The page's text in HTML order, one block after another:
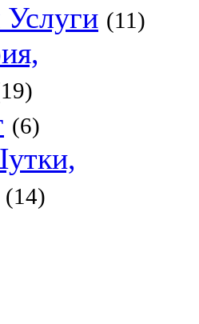
(11)
(6)
(14)